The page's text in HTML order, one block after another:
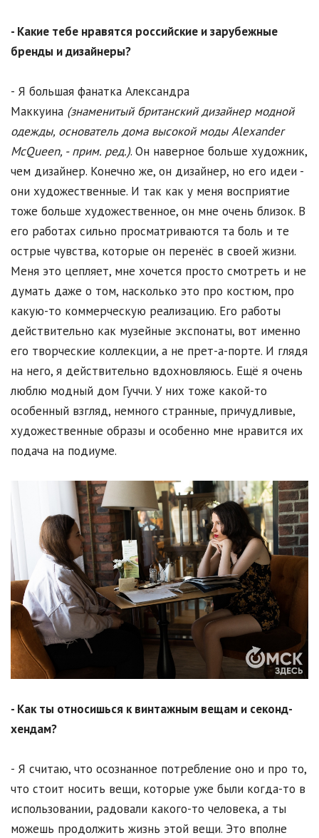
- Какие тебе нравятся российские и зарубежные
бренды и дизайнеры?
- Я большая фанатка Александра
Маккуина (знаменитый британский дизайнер модной
одежды, основатель дома высокой моды Alexander
McQueen, - прим. ред.). Он наверное больше художник,
чем дизайнер. Конечно же, он дизайнер, но его идеи -
они художественные. И так как у меня восприятие
тоже больше художественное, он мне очень близок. В
его работах сильно просматриваются та боль и те
острые чувства, которые он перенёс в своей жизни.
Меня это цепляет, мне хочется просто смотреть и не
думать даже о том, насколько это про костюм, про
какую-то коммерческую реализацию. Его работы
действительно как музейные экспонаты, вот именно
его творческие коллекции, а не прет-а-порте. И глядя
на него, я действительно вдохновляюсь. Ещё я очень
люблю модный дом Гуччи. У них тоже какой-то
особенный взгляд, немного странные, причудливые,
художественные образы и особенно мне нравится их
подача на подиуме.
- Как ты относишься к винтажным вещам и секонд-
хендам?
- Я считаю, что осознанное потребление оно и про то,
что стоит носить вещи, которые уже были когда-то в
использовании, радовали какого-то человека, а ты
можешь продолжить жизнь этой вещи. Это вполне